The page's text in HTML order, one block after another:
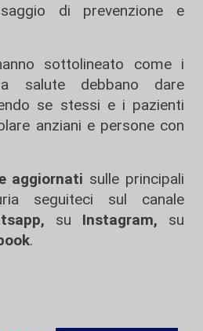
di prevenzione e
sottolineato come i
salute debbano dare
se stessi e i pazienti
anziani e persone con
aggiornati sulle principali
seguiteci sul canale
su Instagram, su
.